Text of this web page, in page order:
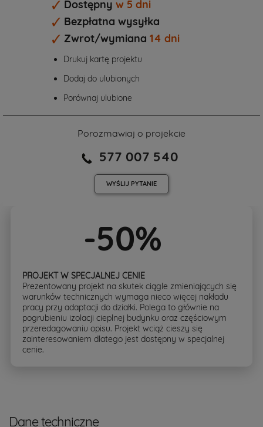
Dostępny w 5 dni
Bezpłatna wysyłka
Zwrot/wymiana 14 dni
Drukuj kartę projektu
Dodaj do ulubionych
Porównaj ulubione
Porozmawiaj o projekcie
577 007 540
WYŚLIJ PYTANIE
-50%
PROJEKT W SPECJALNEJ CENIE
Prezentowany projekt na skutek ciągle zmieniających się
warunków technicznych wymaga nieco więcej nakładu
pracy przy adaptacji do działki. Polega to głównie na
pogrubieniu izolacji cieplnej budynku oraz częściowym
przeredagowaniu opisu. Projekt wciąż cieszy się
zainteresowaniem dlatego jest dostępny w specjalnej
cenie.
Dane techniczne